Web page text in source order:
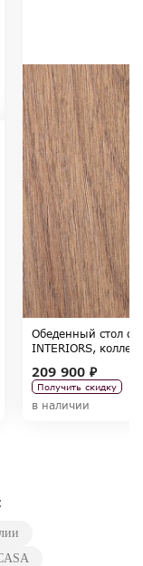
Обеденный стол
INTERIORS,
209 900 ₽
Получить скидку
в наличии